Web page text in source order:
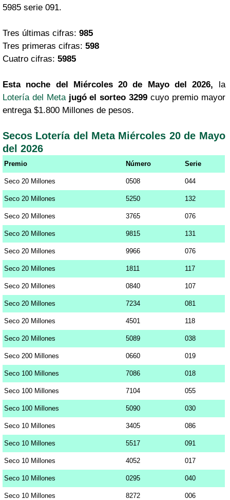
5985 serie 091.
Tres últimas cifras: 985
Tres primeras cifras: 598
Cuatro cifras: 5985
Esta noche del Miércoles 20 de Mayo del 2026, la
Lotería del Meta jugó el sorteo 3299 cuyo premio mayor
entrega $1.800 Millones de pesos.
Secos Lotería del Meta Miércoles 20 de Mayo
del 2026
Premio Número Serie
Seco 20 Millones 0508 044
Seco 20 Millones 5250 132
Seco 20 Millones 3765 076
Seco 20 Millones 9815 131
Seco 20 Millones 9966 076
Seco 20 Millones 1811 117
Seco 20 Millones 0840 107
Seco 20 Millones 7234 081
Seco 20 Millones 4501 118
Seco 20 Millones 5089 038
Seco 200 Millones 0660 019
Seco 100 Millones 7086 018
Seco 100 Millones 7104 055
Seco 100 Millones 5090 030
Seco 10 Millones 3405 086
Seco 10 Millones 5517 091
Seco 10 Millones 4052 017
Seco 10 Millones 0295 040
Seco 10 Millones 8272 006